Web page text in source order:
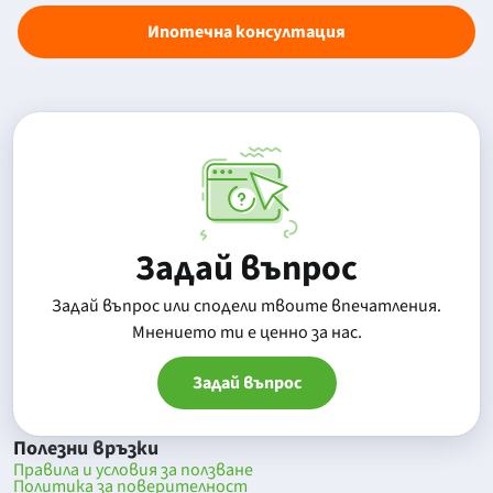
Ипотечна консултация
Задай въпрос
Задай въпрос или сподели твоите впечатления.
Mнението ти е ценно за нас.
Задай въпрос
Полезни връзки
Правила и условия за ползване
Политика за поверителност